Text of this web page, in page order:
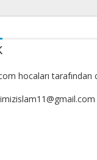
hocaları tarafından